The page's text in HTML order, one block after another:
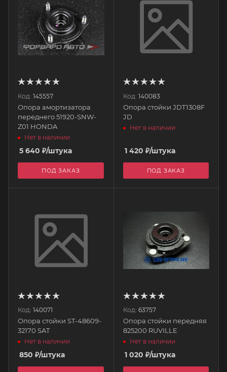
Код: 145557
Опора амортизатора
переднего 51920-SNW-
Z01 HONDA
Нет в наличии
5 640 ₽/штука
ПОД ЗАКАЗ
Код: 140083
Опора стойки JDT1308F
JD
Нет в наличии
1 420 ₽/штука
ПОД ЗАКАЗ
Код: 140071
Опора стойки ST-48609-
32170 SAT
Нет в наличии
850 ₽/штука
Код: 63757
Опора стойки передняя
825200 RUVILLE
Нет в наличии
1 020 ₽/штука